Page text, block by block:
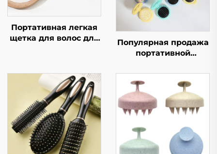
Портативная легкая
щетка для волос для
расческа в форме
кости, компактная и
гигиеничная
Популярная продажа
портативной
зеркала, карманная
дорожная щетка для
волос из нейлонового
пластика, расческа-
зеркало с
макаронными
пастельными
цветами и рисунком